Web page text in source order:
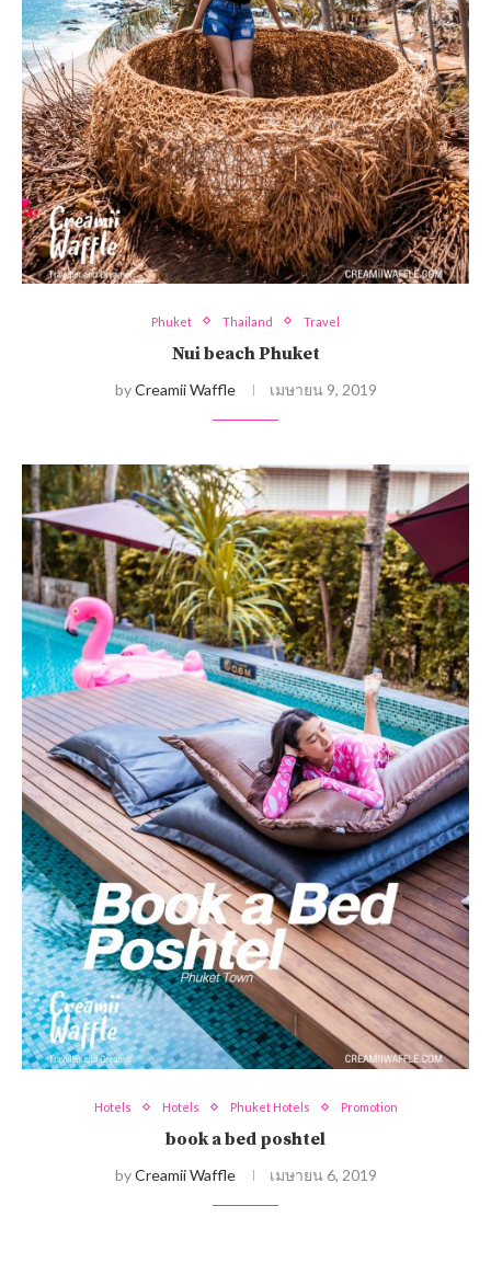
Phuket Thailand Travel
Nui beach Phuket
byCreamii Waffle เมษายน 9, 2019
Hotels Hotels Phuket Hotels Promotion
book a bed poshtel
byCreamii Waffle เมษายน 6, 2019